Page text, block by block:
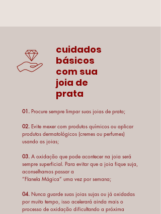
adequados, como caixas especiais
revestidas de veludo. Jamais guarde as
pérolas ou biojoias em saco plásticos e
guarde-as separadas das outras jóias,
pois o atrito pode prejudicá-las;
sofrerem impactos, isso pode danificá-la
e ou até quebrá-la, visto que podem
amassar ou ser desestruturadas. Evite
esforço no sentido de esticar ou torcer
as peças para não estragá-las;
- A oxidação que pode acontecer na
peça será sempre superficial. Neste
caso a peça ficará escurecida no caso
da prata. Para evitar que a peça fique
suja, aconselhamos passar a “Flanela
cuidados
básicos
com sua
joia de
prata
01. Procure sempre limpar suas joias de prata;
02. Evite mexer com produtos químicos ou aplicar
produtos dermatológicos (cremes ou perfumes)
usando as joias;
03. A oxidação que pode acontecer na joia será
sempre superficial. Para evitar que a joia fique suja,
aconselhamos passar a
“Flanela Mágica” uma vez por semana;
04. Nunca guarde suas joias sujas ou já oxidadas
por muito tempo, isso acelerará ainda mais o
processo de oxidação dificultando a próxima